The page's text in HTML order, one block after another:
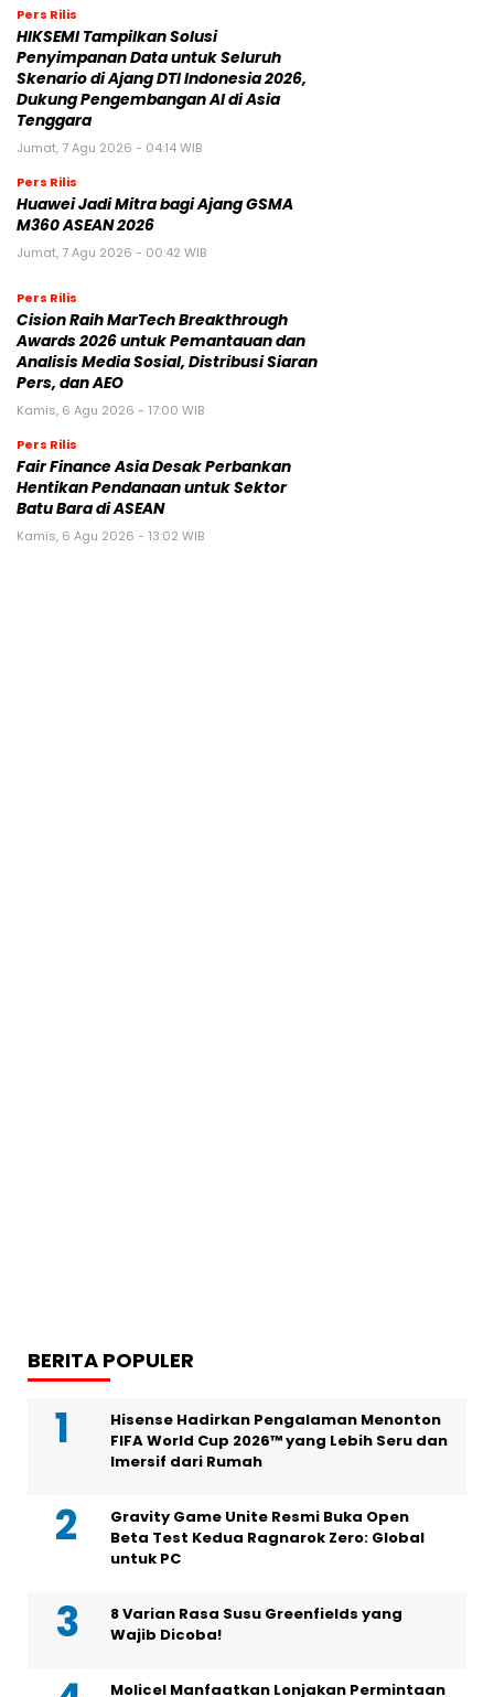
Pers Rilis
HIKSEMI Tampilkan Solusi
Penyimpanan Data untuk Seluruh
Skenario di Ajang DTI Indonesia 2026,
Dukung Pengembangan AI di Asia
Tenggara
Jumat, 7 Agu 2026 - 04:14 WIB
Pers Rilis
Huawei Jadi Mitra bagi Ajang GSMA
M360 ASEAN 2026
Jumat, 7 Agu 2026 - 00:42 WIB
Pers Rilis
Cision Raih MarTech Breakthrough
Awards 2026 untuk Pemantauan dan
Analisis Media Sosial, Distribusi Siaran
Pers, dan AEO
Kamis, 6 Agu 2026 - 17:00 WIB
Pers Rilis
Fair Finance Asia Desak Perbankan
Hentikan Pendanaan untuk Sektor
Batu Bara di ASEAN
Kamis, 6 Agu 2026 - 13:02 WIB
BERITA POPULER
Hisense Hadirkan Pengalaman Menonton
FIFA World Cup 2026™ yang Lebih Seru dan
Imersif dari Rumah
Gravity Game Unite Resmi Buka Open
Beta Test Kedua Ragnarok Zero: Global
untuk PC
8 Varian Rasa Susu Greenfields yang
Wajib Dicoba!
Molicel Manfaatkan Lonjakan Permintaan